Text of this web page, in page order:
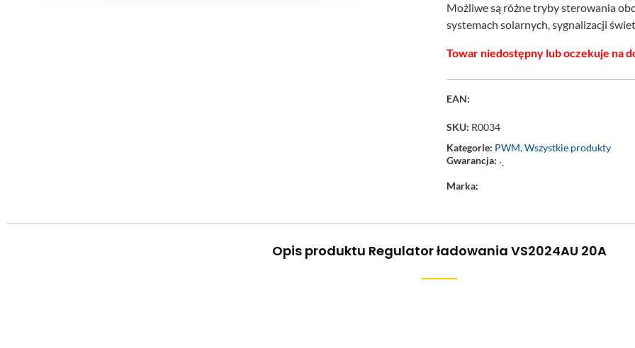
Możliwe są różne tryby sterowania
systemach solarnych, sygnalizacji
Towar niedostępny lub oczekuje na
EAN:
SKU: R0034
Kategorie: PWM,Wszystkie produkty
Gwarancja: ‘-
Marka:
Opis produktu Regulator ładowania VS2024AU 20A